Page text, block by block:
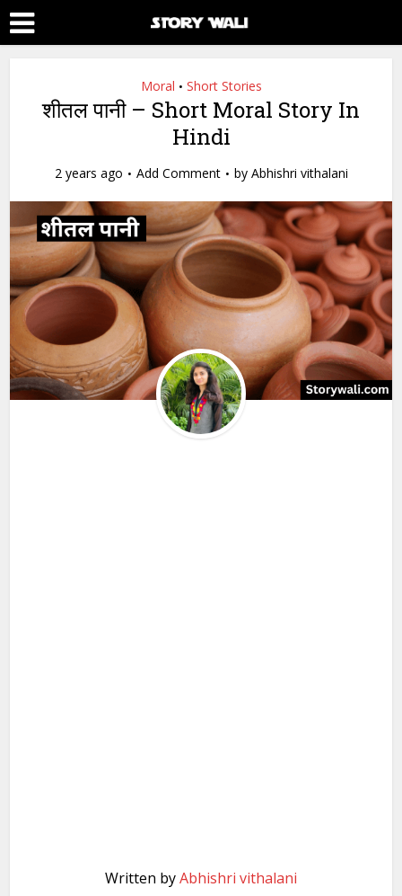
Moral • Short Stories
शीतल पानी – Short Moral Story In
Hindi
2 years ago Add Comment by Abhishri vithalani
Written byAbhishri vithalani